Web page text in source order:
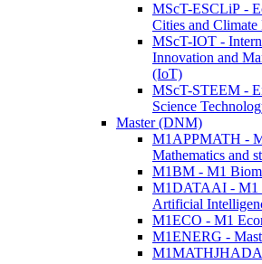
MScT-ESCLiP -
Cities and Climate
MScT-IOT -
Innovation and
(IoT)
MScT-STEEM -
Science
Master (DNM)
M1APPMATH -
Mathematics and
M1BM - M1
M1DATAAI - M1
Artificial
M1ECO - M1
M1ENERG -
M1MATHJHADA